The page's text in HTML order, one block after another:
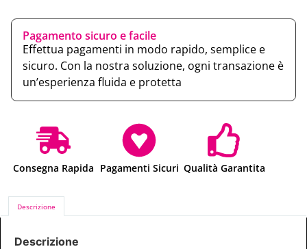
Pagamento sicuro e facile
Effettua pagamenti in modo rapido, semplice e
sicuro. Con la nostra soluzione, ogni transazione è
un’esperienza fluida e protetta
Consegna Rapida Pagamenti Sicuri Qualità Garantita
Descrizione
Descrizione